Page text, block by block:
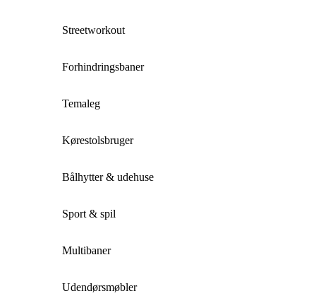
Streetworkout
Forhindringsbaner
Temaleg
Kørestolsbruger
Bålhytter & udehuse
Sport & spil
Multibaner
Udendørsmøbler